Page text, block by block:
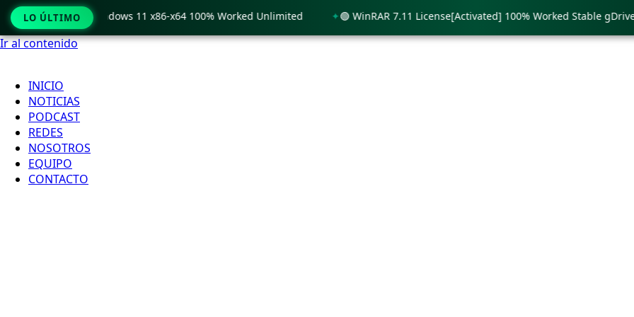
Ir al contenido
INICIO
NOTICIAS
PODCAST
REDES
NOSOTROS
EQUIPO
CONTACTO
LO ÚLTIMO
Crack only Windows 11 x86-x64 100% Worked Unlimited 🟢 WinRAR 7.11 License[Activated] 100% Worked Stable gDrive